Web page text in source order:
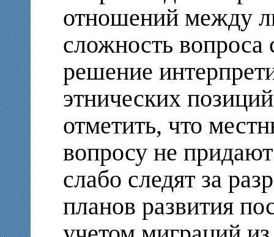
отношений между
сложность вопроса
решение
этнических
отметить, что
вопросу не
слабо следят за
планов развития